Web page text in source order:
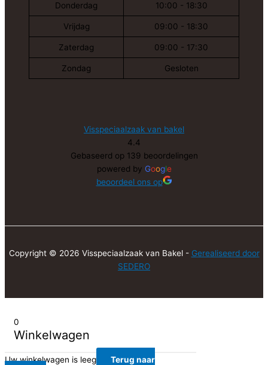
Donderdag 10:00 - 18:30
Vrijdag 09:00 - 18:30
Zaterdag 09:00 - 17:30
Zondag Gesloten
Visspeciaalzaak van bakel
4.4
Gebaseerd op 139 beoordelingen
powered by Google
beoordeel ons op
Copyright © 2026 Visspeciaalzaak van Bakel - Gerealiseerd door
SEDERO
0
Winkelwagen
Uw winkelwagen is leeg
Terug naar